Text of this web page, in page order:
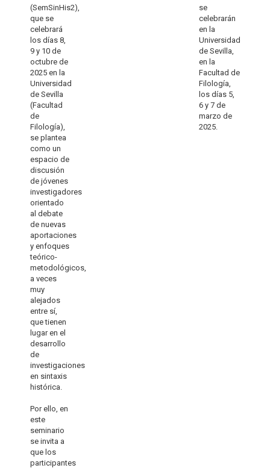
(SemSinHis2),
que se
celebrará
los días 8,
9 y 10 de
octubre de
2025 en la
Universidad
de Sevilla
(Facultad
de
Filología),
se plantea
como un
espacio de
discusión
de jóvenes
investigadores
orientado
al debate
de nuevas
aportaciones
y enfoques
teórico-
metodológicos,
a veces
muy
alejados
entre sí,
que tienen
lugar en el
desarrollo
de
investigaciones
en sintaxis
histórica.
Por ello, en
este
seminario
se invita a
que los
participantes
se
celebrarán
en la
Universidad
de Sevilla,
en la
Facultad de
Filología,
los días 5,
6 y 7 de
marzo de
2025.